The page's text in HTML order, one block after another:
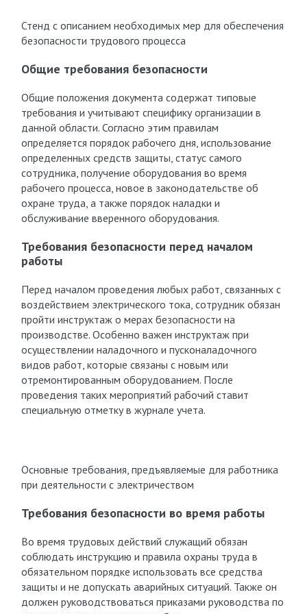
Стенд с описанием необходимых мер для обеспечения
безопасности трудового процесса
Общие требования безопасности
Общие положения документа содержат типовые
требования и учитывают специфику организации в
данной области. Согласно этим правилам
определяется порядок рабочего дня, использование
определенных средств защиты, статус самого
сотрудника, получение оборудования во время
рабочего процесса, новое в законодательстве об
охране труда, а также порядок наладки и
обслуживание вверенного оборудования.
Требования безопасности перед началом
работы
Перед началом проведения любых работ, связанных с
воздействием электрического тока, сотрудник обязан
пройти инструктаж о мерах безопасности на
производстве. Особенно важен инструктаж при
осуществлении наладочного и пусконаладочного
видов работ, которые связаны с новым или
отремонтированным оборудованием. После
проведения таких мероприятий рабочий ставит
специальную отметку в журнале учета.
Основные требования, предъявляемые для работника
при деятельности с электричеством
Требования безопасности во время работы
Во время трудовых действий служащий обязан
соблюдать инструкцию и правила охраны труда в
обязательном порядке использовать все средства
защиты и не допускать аварийных ситуаций. Также он
должен руководствоваться приказами руководства по